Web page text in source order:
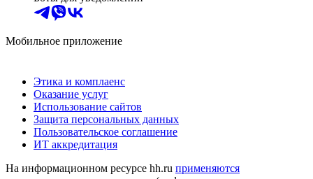
Мобильное приложение
Этика и комплаенс
Оказание услуг
Использование сайтов
Защита персональных данных
Пользовательское соглашение
ИТ аккредитация
На информационном ресурсе hh.ru применяются